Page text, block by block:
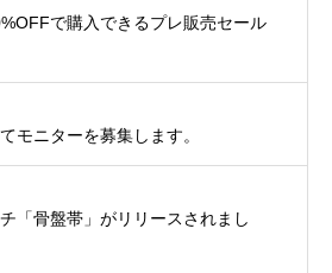
で購入できるプレ販売セール
モニターを募集します。
「骨盤帯」がリリースされまし